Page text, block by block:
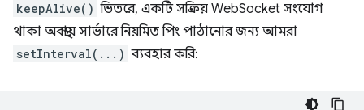
keepAlive() ভিতরে, একটি সক্রিয় WebSocket সংযোগ
থাকা অবস্থায় সার্ভারে নিয়মিত পিং পাঠানোর জন্য আমরা
setInterval(...) ব্যবহার করি: